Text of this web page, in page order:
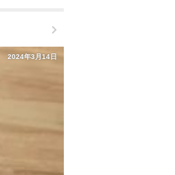
2024年3月14日